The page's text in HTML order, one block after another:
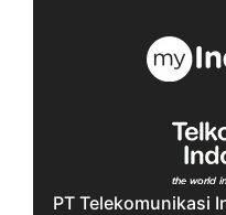
PT Telekomunikasi